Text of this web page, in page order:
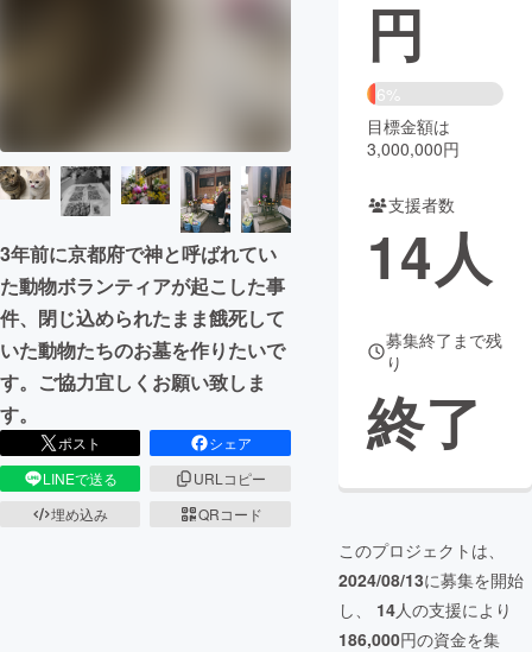
CAMPFIRE for Social Good
CAMPFIRE Creation
CAMPFIREふるさと納税machi-ya コミュニティ
3年前に京都府で神と呼ばれてい
た動物ボランティアが起こした事
件、閉じ込められたまま餓死して
いた動物たちのお墓を作りたいで
す。ご協力宜しくお願い致しま
す。
ポスト
シェア
LINEで送る
URLコピー
埋め込み
QRコード
円
6%
目標金額は
3,000,000円
支援者数
14人
募集終了まで残
り
終了
このプロジェクトは、
2024/08/13に募集を開始
し、 14人の支援により
186,000円の資金を集